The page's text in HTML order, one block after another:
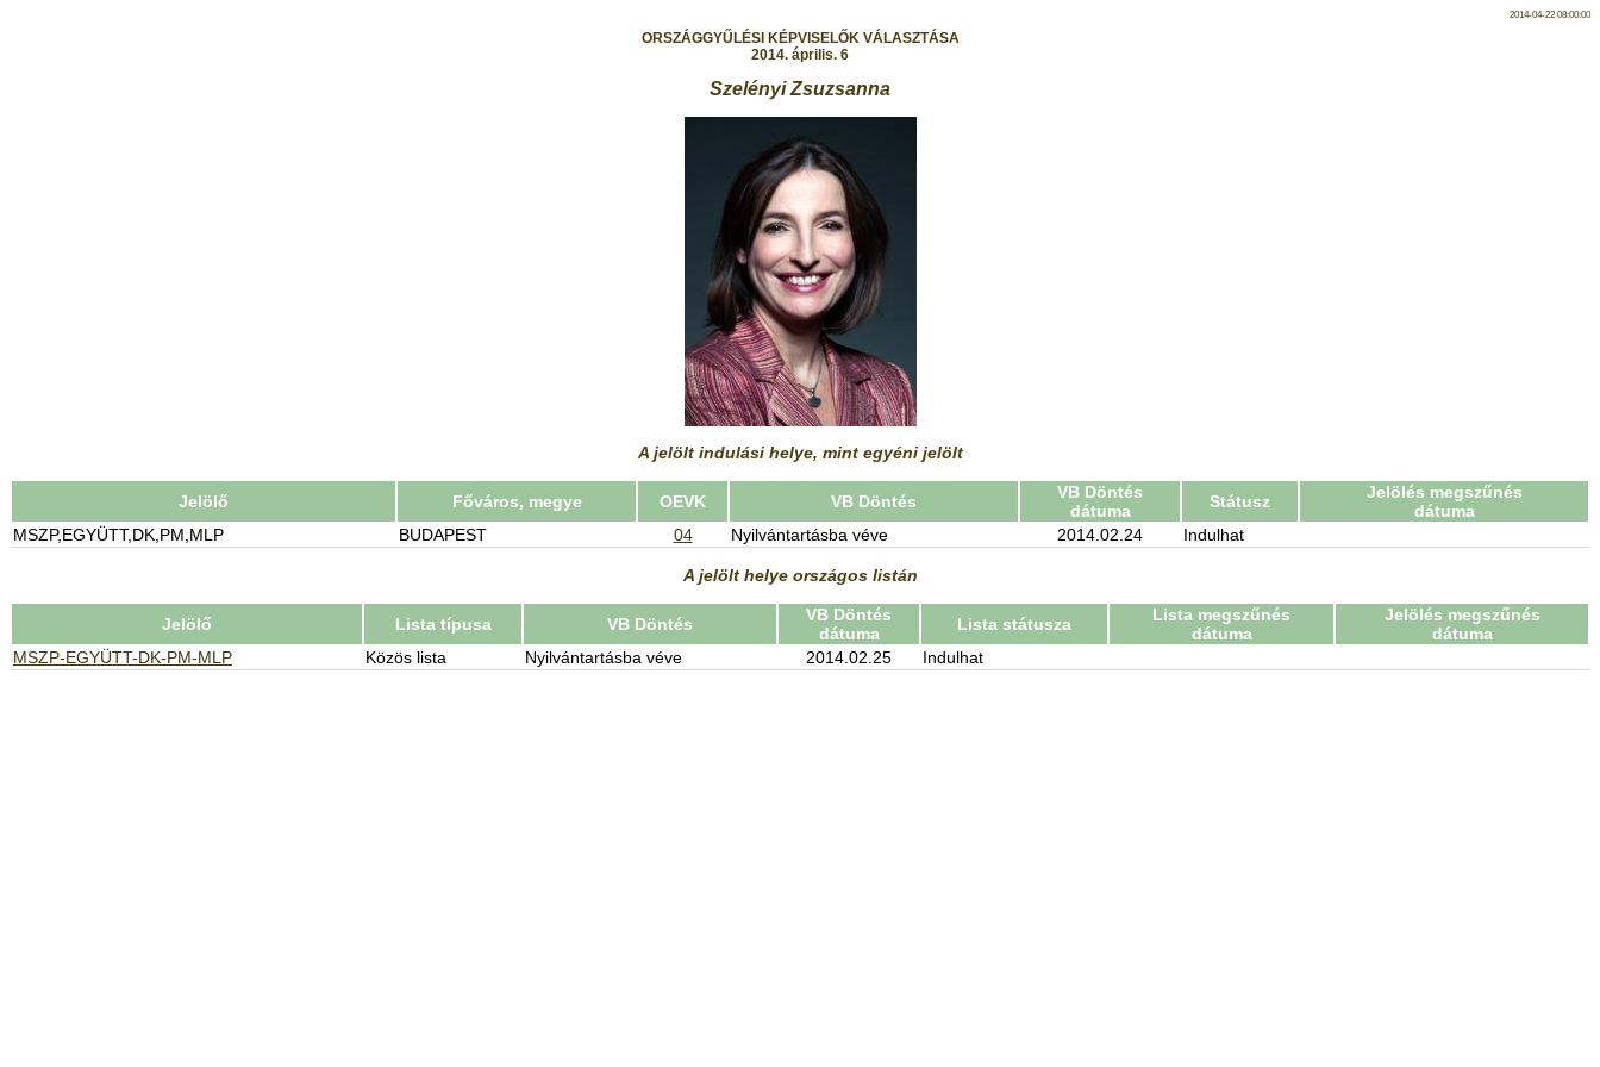
2014-04-22 08:00:00
ORSZÁGGYŰLÉSI KÉPVISELŐK VÁLASZTÁSA
2014. április. 6
Szelényi Zsuzsanna
A jelölt indulási helye, mint egyéni jelölt
Jelölő Főváros, megye OEVK VB Döntés
VB Döntés
dátuma
Státusz
Jelölés megszűnés
dátuma
MSZP,EGYÜTT,DK,PM,MLP
BUDAPEST 04 Nyilvántartásba véve 2014.02.24 Indulhat
A jelölt helye országos listán
Jelölő Lista típusa VB Döntés
VB Döntés
dátuma
Lista státusza
Lista megszűnés
dátuma
Jelölés megszűnés
dátuma
MSZP-EGYÜTT-DK-PM-MLP
Közös lista Nyilvántartásba véve 2014.02.25 Indulhat